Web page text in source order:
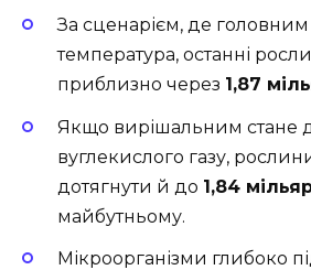
За сценарієм, де
температура, останні
приблизно через 1,87
Якщо вирішальним стане
вуглекислого газу,
дотягнути й до 1,84
майбутньому.
Мікроорганізми глибоко